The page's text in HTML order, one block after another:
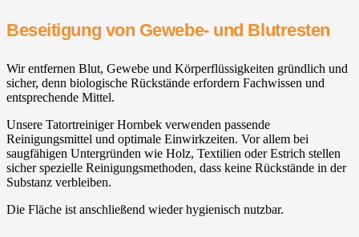
Beseitigung von Gewebe- und Blutresten
Wir entfernen Blut, Gewebe und Körperflüssigkeiten gründlich und
sicher, denn biologische Rückstände erfordern Fachwissen und
entsprechende Mittel.
Unsere Tatortreiniger Hornbek verwenden passende
Reinigungsmittel und optimale Einwirkzeiten. Vor allem bei
saugfähigen Untergründen wie Holz, Textilien oder Estrich stellen
sicher spezielle Reinigungsmethoden, dass keine Rückstände in der
Substanz verbleiben.
Die Fläche ist anschließend wieder hygienisch nutzbar.